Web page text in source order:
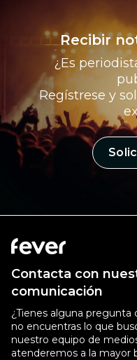
Recibir
¿Es
Regístrese y
Contacta con
comunicación
¿Tienes alguna
no encuentras lo que
nuestro equipo de
atenderemos a la mayor